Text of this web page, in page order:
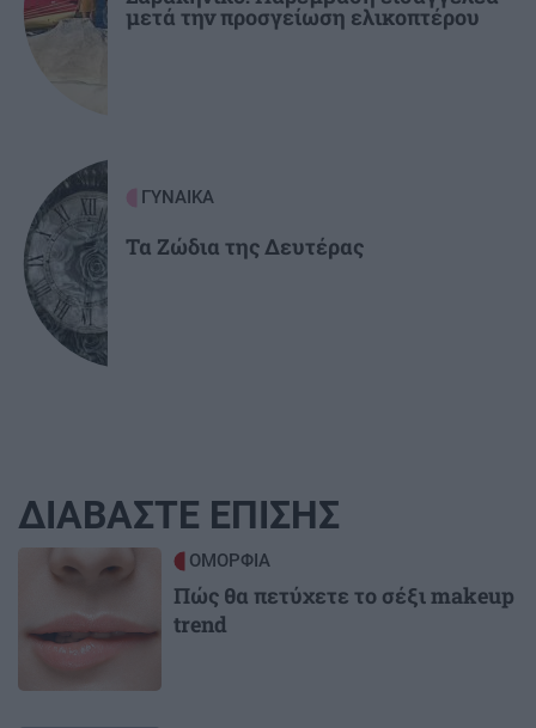
μετά την προσγείωση ελικοπτέρου
ΓΥΝΑΙΚΑ
Τα Ζώδια της Δευτέρας
ΔΙΑΒΑΣΤΕ ΕΠΙΣΗΣ
Image ΟΜΟΡΦΙΑ
Πώς θα πετύχετε το σέξι makeup
trend